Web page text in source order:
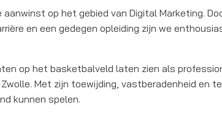
op het gebied van Digital Marketing.
en een gedegen opleiding zijn we
op het basketbalveld laten zien als
Met zijn toewijding, vastberadenheid en
kunnen spelen.